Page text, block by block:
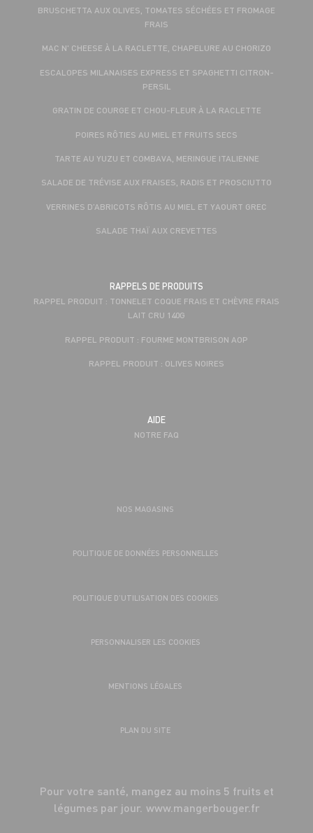
BRUSCHETTA AUX OLIVES, TOMATES SÉCHÉES ET FROMAGE
FRAIS
MAC N' CHEESE À LA RACLETTE, CHAPELURE AU CHORIZO
ESCALOPES MILANAISES EXPRESS ET SPAGHETTI CITRON-
PERSIL
GRATIN DE COURGE ET CHOU-FLEUR À LA RACLETTE
POIRES RÔTIES AU MIEL ET FRUITS SECS
TARTE AU YUZU ET COMBAVA, MERINGUE ITALIENNE
SALADE DE TRÉVISE AUX FRAISES, RADIS ET PROSCIUTTO
VERRINES D’ABRICOTS RÔTIS AU MIEL ET YAOURT GREC
SALADE THAÏ AUX CREVETTES
RAPPELS DE PRODUITS
RAPPEL PRODUIT : TONNELET COQUE FRAIS ET CHÈVRE FRAIS
LAIT CRU 140G
RAPPEL PRODUIT : FOURME MONTBRISON AOP
RAPPEL PRODUIT : OLIVES NOIRES
AIDE
NOTRE FAQ
NOS MAGASINS
POLITIQUE DE DONNÉES PERSONNELLES
POLITIQUE D’UTILISATION DES COOKIES
PERSONNALISER LES COOKIES
MENTIONS LÉGALES
PLAN DU SITE
Pour votre santé, mangez au moins 5 fruits et
légumes par jour. www.mangerbouger.fr